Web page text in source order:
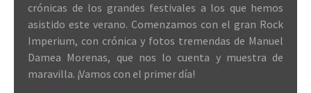
crónicas de los grandes festivales a los que hemos
asistido este verano. Comenzamos con el gran Rock
Imperium, con crónica y fotos tremendas de Manuel
Damea Morenas, que nos lo cuenta y muestra de
maravilla. ¡Vamos con el primer día!